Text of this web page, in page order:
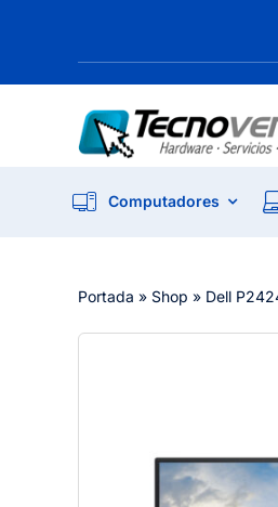
Computadores
Portada » Shop » Dell